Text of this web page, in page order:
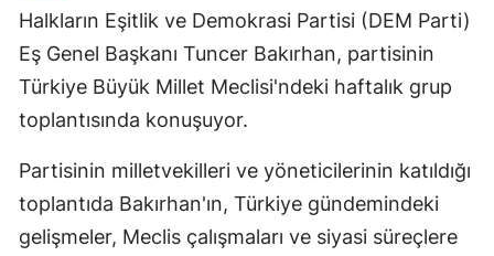
Halkların Eşitlik ve Demokrasi Partisi (DEM Parti)
Eş Genel Başkanı Tuncer Bakırhan, partisinin
Türkiye Büyük Millet Meclisi'ndeki haftalık grup
toplantısında konuşuyor.
Partisinin milletvekilleri ve yöneticilerinin katıldığı
toplantıda Bakırhan'ın, Türkiye gündemindeki
gelişmeler, Meclis çalışmaları ve siyasi süreçlere